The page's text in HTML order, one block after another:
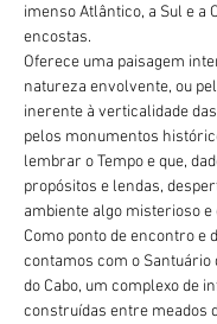
imenso Atlântico, a Sul e a
encostas.
Oferece uma paisagem
natureza envolvente, ou
inerente à verticalidade
pelos monumentos
lembrar o Tempo e que,
propósitos e lendas,
ambiente algo misterioso e
Como ponto de encontro e
contamos com o Santuário
do Cabo, um complexo de
construídas entre meados